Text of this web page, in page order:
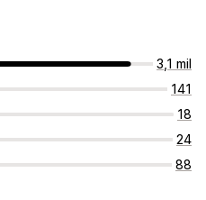
3,1 mil
141
18
24
88